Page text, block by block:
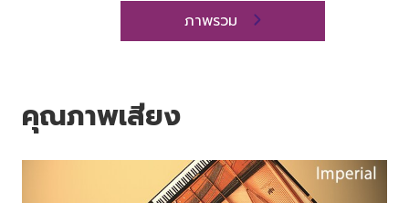
ภาพรวม
คุณภาพเสียง